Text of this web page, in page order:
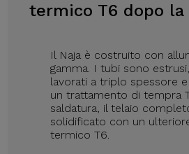
termico T6 dopo
Il Naja è costruito con
gamma. I tubi sono
lavorati a triplo spessore
un trattamento di tempra
saldatura, il telaio
solidificato con un
termico T6.